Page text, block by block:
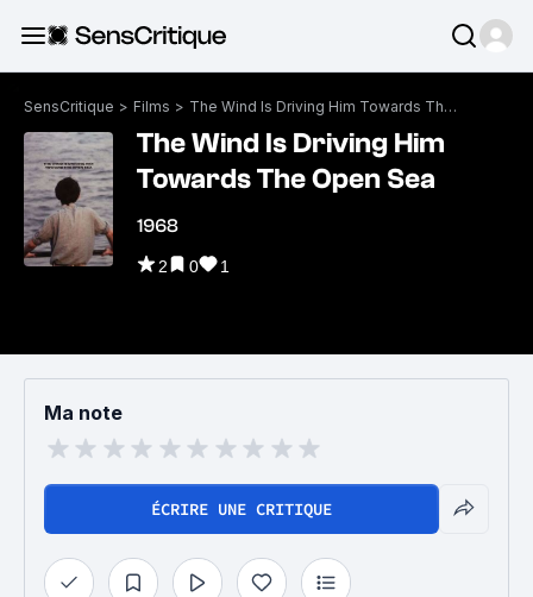
SensCritique > Films > The Wind Is Driving Him Towards The Open Sea
The Wind Is Driving Him
Towards The Open Sea
1968
2 0 1
Ma note
ÉCRIRE UNE CRITIQUE